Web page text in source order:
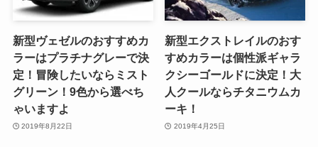
新型ヴェゼルのおすすめカ
ラーはプラチナグレーで決
定！冒険したいならミスト
グリーン！9色から選べち
ゃいますよ
2019年8月22日
新型エクストレイルのおす
すめカラーは個性派ギャラ
クシーゴールドに決定！大
人クールならチタニウムカ
ーキ！
2019年4月25日